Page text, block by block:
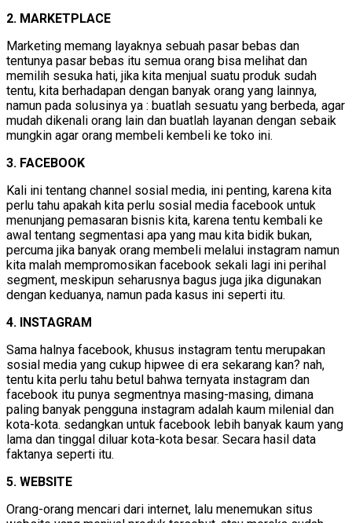
2. MARKETPLACE
Marketing memang layaknya sebuah pasar bebas dan
tentunya pasar bebas itu semua orang bisa melihat dan
memilih sesuka hati, jika kita menjual suatu produk sudah
tentu, kita berhadapan dengan banyak orang yang lainnya,
namun pada solusinya ya : buatlah sesuatu yang berbeda, agar
mudah dikenali orang lain dan buatlah layanan dengan sebaik
mungkin agar orang membeli kembeli ke toko ini.
3. FACEBOOK
Kali ini tentang channel sosial media, ini penting, karena kita
perlu tahu apakah kita perlu sosial media facebook untuk
menunjang pemasaran bisnis kita, karena tentu kembali ke
awal tentang segmentasi apa yang mau kita bidik bukan,
percuma jika banyak orang membeli melalui instagram namun
kita malah mempromosikan facebook sekali lagi ini perihal
segment, meskipun seharusnya bagus juga jika digunakan
dengan keduanya, namun pada kasus ini seperti itu.
4. INSTAGRAM
Sama halnya facebook, khusus instagram tentu merupakan
sosial media yang cukup hipwee di era sekarang kan? nah,
tentu kita perlu tahu betul bahwa ternyata instagram dan
facebook itu punya segmentnya masing-masing, dimana
paling banyak pengguna instagram adalah kaum milenial dan
kota-kota. sedangkan untuk facebook lebih banyak kaum yang
lama dan tinggal diluar kota-kota besar. Secara hasil data
faktanya seperti itu.
5. WEBSITE
Orang-orang mencari dari internet, lalu menemukan situs